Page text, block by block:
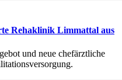
Rehaklinik Limmattal aus
und neue chefärztliche